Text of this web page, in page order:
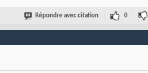
Répondre avec citation 0